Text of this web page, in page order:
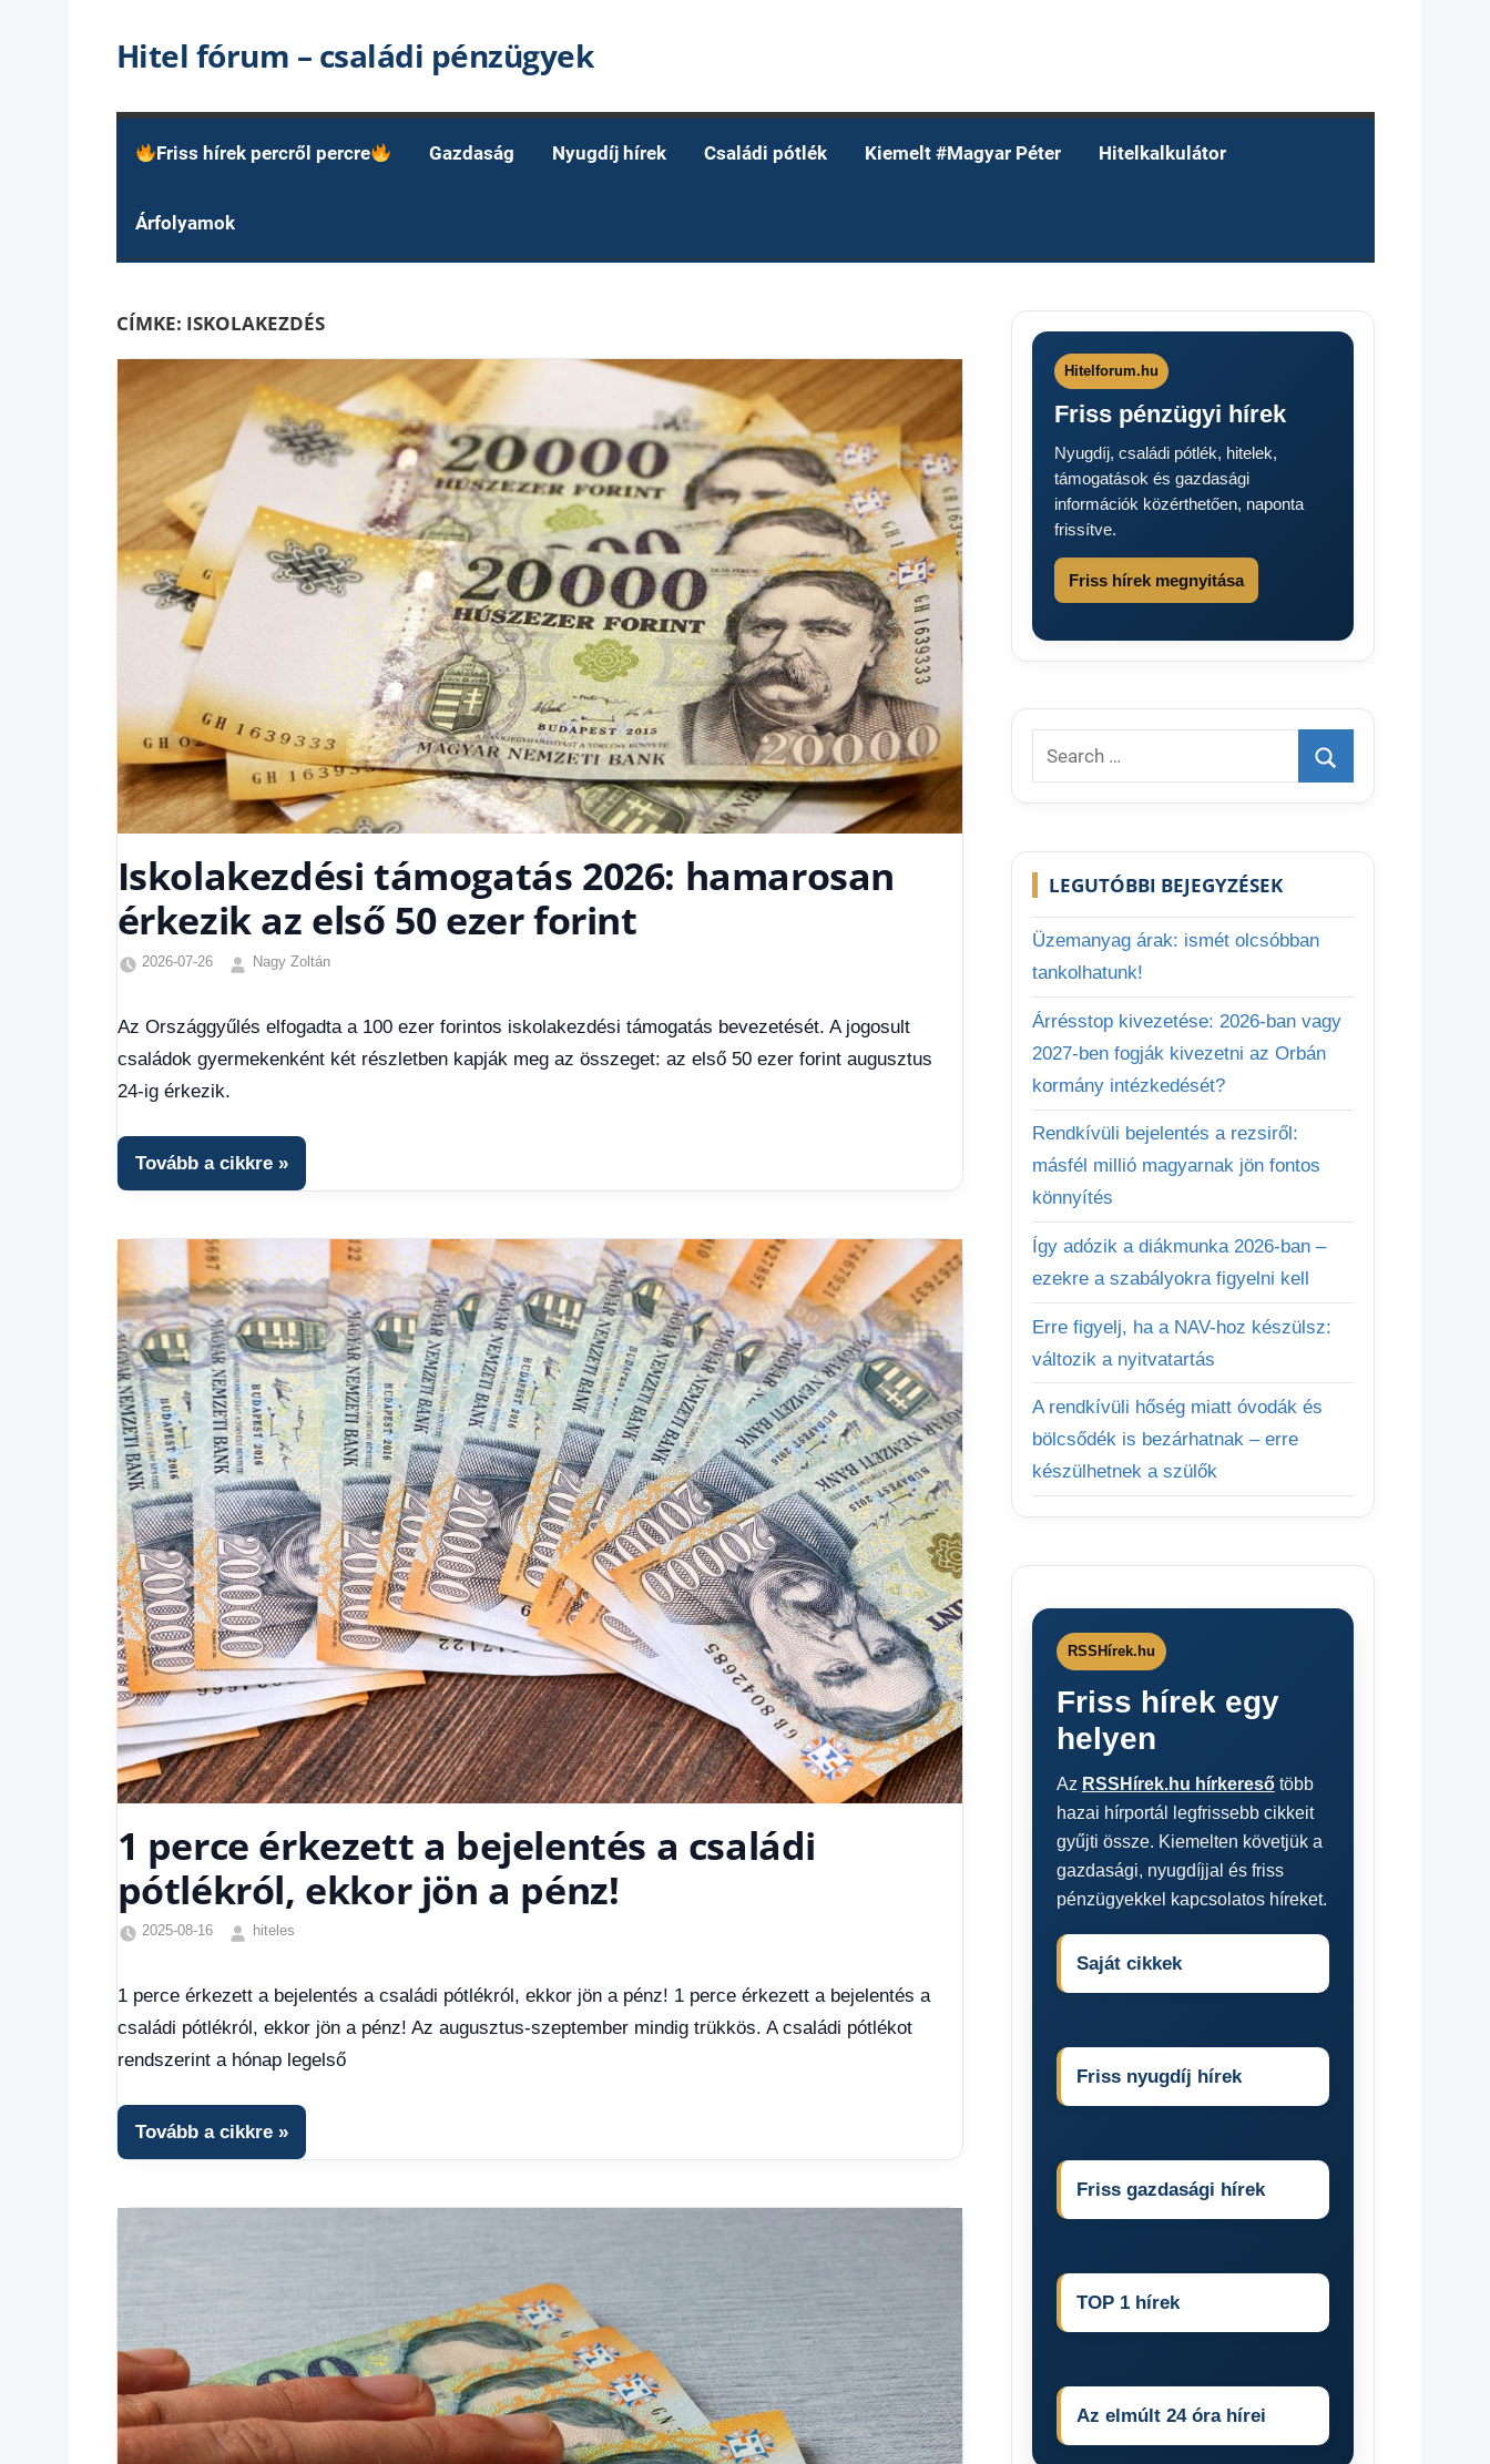
Hitel fórum – családi pénzügyek
Friss hírek percről percre Gazdaság Nyugdíj hírek Családi pótlék Kiemelt #Magyar Péter Hitelkalkulátor
Árfolyamok
CÍMKE: ISKOLAKEZDÉS
Iskolakezdési támogatás 2026: hamarosan
érkezik az első 50 ezer forint
2026-07-26
Nagy Zoltán
Gazdaság,
Hírek,
Az Országgyűlés elfogadta a 100 ezer forintos iskolakezdési támogatás bevezetését. A jogosult
családok gyermekenként két részletben kapják meg az összeget: az első 50 ezer forint augusztus
24-ig érkezik.
Tovább a cikkre
1 perce érkezett a bejelentés a családi
pótlékról, ekkor jön a pénz!
2025-08-16
hiteles
utalása,
Friss
hírek,
1 perce érkezett a bejelentés a családi pótlékról, ekkor jön a pénz! 1 perce érkezett a bejelentés a
családi pótlékról, ekkor jön a pénz! Az augusztus-szeptember mindig trükkös. A családi pótlékot
rendszerint a hónap legelső
Tovább a cikkre
Hitelforum.hu
Friss pénzügyi hírek
Nyugdíj, családi pótlék, hitelek,
támogatások és gazdasági
információk közérthetően, naponta
frissítve.
Friss hírek megnyitása
Search
for:
Search
LEGUTÓBBI BEJEGYZÉSEK
Üzemanyag árak: ismét olcsóbban
tankolhatunk!
Árrésstop kivezetése: 2026-ban vagy
2027-ben fogják kivezetni az Orbán
kormány intézkedését?
Rendkívüli bejelentés a rezsiről:
másfél millió magyarnak jön fontos
könnyítés
Így adózik a diákmunka 2026-ban –
ezekre a szabályokra figyelni kell
Erre figyelj, ha a NAV-hoz készülsz:
változik a nyitvatartás
A rendkívüli hőség miatt óvodák és
bölcsődék is bezárhatnak – erre
készülhetnek a szülők
RSSHírek.hu
Friss hírek egy
helyen
Az RSSHírek.hu hírkeresőtöbb
hazai hírportál legfrissebb cikkeit
gyűjti össze. Kiemelten követjük a
gazdasági, nyugdíjjal és friss
pénzügyekkel kapcsolatos híreket.
Saját cikkek
Friss nyugdíj hírek
Friss gazdasági hírek
TOP 1 hírek
Az elmúlt 24 óra hírei